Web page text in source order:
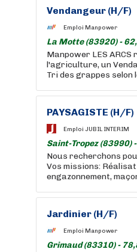
Vendangeur (H/F)
Emploi Manpower
La Motte (83920) -
Manpower LES
l'agriculture, un
Tri des grappes selon
PAYSAGISTE (H/F)
Emploi JUBIL INTERIM
Saint-Tropez (83990)
Nous recherchons
Vos missions:
engazonnement,
Jardinier (H/F)
Emploi Manpower
Grimaud (83310) -